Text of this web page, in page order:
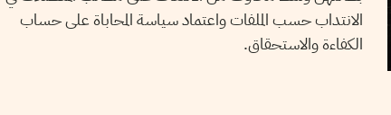
الانتداب حسب الملفات واعتماد سياسة المحاباة على حساب
الكفاءة والاستحقاق.